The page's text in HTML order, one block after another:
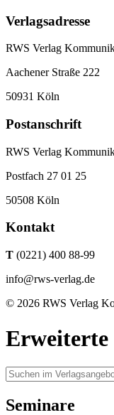
Verlagsadresse
RWS Verlag
Aachener Straße 222
50931 Köln
Postanschrift
RWS Verlag
Postfach 27 01 25
50508 Köln
Kontakt
T (0221) 400 88-99
info@rws-verlag.de
© 2026 RWS Verlag
Erweiterte
Seminare